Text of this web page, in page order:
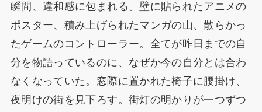
瞬間、違和感に包まれる。壁に貼られたアニメの
ポスター、積み上げられたマンガの山、散らかっ
たゲームのコントローラー。全てが昨日までの自
分を物語っているのに、なぜか今の自分とは合わ
なくなっていた。窓際に置かれた椅子に腰掛け、
夜明けの街を見下ろす。街灯の明かりが一つずつ